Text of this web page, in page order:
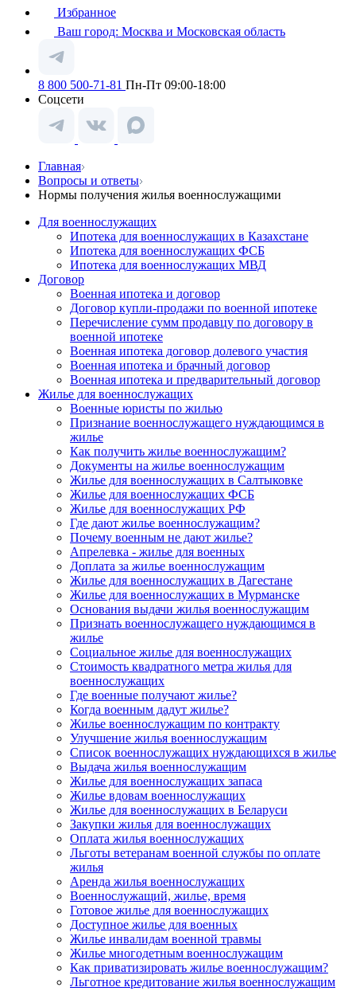
Избранное
Ваш город: Москва и Московская область
8 800 500-71-81 Пн-Пт 09:00-18:00
Соцсети
Главная
Вопросы и ответы
Нормы получения жилья военнослужащими
Для военнослужащих
Ипотека для военнослужащих в Казахстане
Ипотека для военнослужащих ФСБ
Ипотека для военнослужащих МВД
Договор
Военная ипотека и договор
Договор купли-продажи по военной ипотеке
Перечисление сумм продавцу по договору в
военной ипотеке
Военная ипотека договор долевого участия
Военная ипотека и брачный договор
Военная ипотека и предварительный договор
Жилье для военнослужащих
Военные юристы по жилью
Признание военнослужащего нуждающимся в
жилье
Как получить жилье военнослужащим?
Документы на жилье военнослужащим
Жилье для военнослужащих в Салтыковке
Жилье для военнослужащих ФСБ
Жилье для военнослужащих РФ
Где дают жилье военнослужащим?
Почему военным не дают жилье?
Апрелевка - жилье для военных
Доплата за жилье военнослужащим
Жилье для военнослужащих в Дагестане
Жилье для военнослужащих в Мурманске
Основания выдачи жилья военнослужащим
Признать военнослужащего нуждающимся в
жилье
Социальное жилье для военнослужащих
Стоимость квадратного метра жилья для
военнослужащих
Где военные получают жилье?
Когда военным дадут жилье?
Жилье военнослужащим по контракту
Улучшение жилья военнослужащим
Список военнослужащих нуждающихся в жилье
Выдача жилья военнослужащим
Жилье для военнослужащих запаса
Жилье вдовам военнослужащих
Жилье для военнослужащих в Беларуси
Закупки жилья для военнослужащих
Оплата жилья военнослужащих
Льготы ветеранам военной службы по оплате
жилья
Аренда жилья военнослужащих
Военнослужащий, жилье, время
Готовое жилье для военнослужащих
Доступное жилье для военных
Жилье инвалидам военной травмы
Жилье многодетным военнослужащим
Как приватизировать жилье военнослужащим?
Льготное кредитование жилья военнослужащим